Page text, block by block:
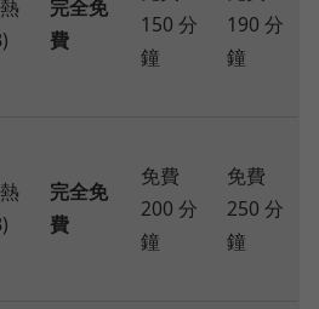
完全免
費
150 分
鐘
190 分
鐘
完全免
費
免費
200 分
鐘
免費
250 分
鐘